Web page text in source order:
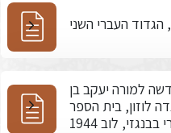
הגדוד העברי השני
למורה יעקב בן
לוזון, בית הספר
לוב 1944